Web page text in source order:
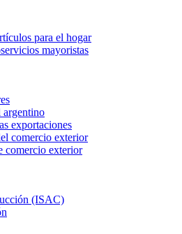
para el hogar
mayoristas
argentino
exportaciones
comercio exterior
comercio exterior
(ISAC)